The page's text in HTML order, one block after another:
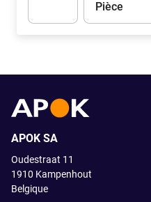
Pièce
APOK SA
Oudestraat 11
1910 Kampenhout
Belgique